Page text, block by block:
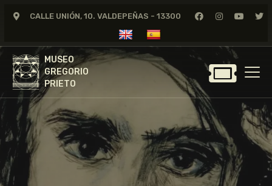
CALLE UNIÓN, 10. VALDEPEÑAS - 13300
MUSEO
GREGORIO
PRIETO
MUSEO
GREGORIO
PRIETO
GREGORIO PRIETO
MUSEO
ARCHIVO
CERTAMEN DE DIBUJO